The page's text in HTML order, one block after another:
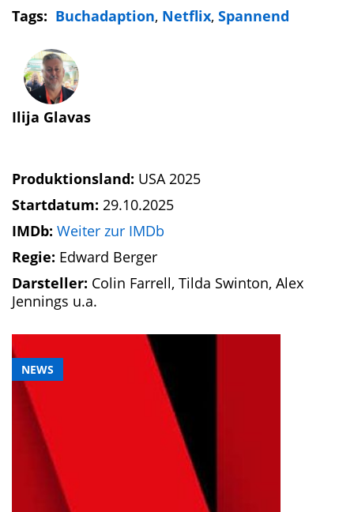
NEWS
Tags: Buchadaption, Netflix, Spannend
Ilija Glavas
Produktionsland: USA 2025
Startdatum: 29.10.2025
IMDb: Weiter zur IMDb
Regie: Edward Berger
Darsteller: Colin Farrell, Tilda Swinton, Alex
Jennings u.a.